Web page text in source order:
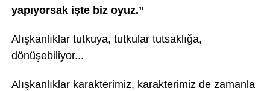
yapıyorsak işte biz oyuz.”
Alışkanlıklar tutkuya, tutkular tutsaklığa,
dönüşebiliyor...
Alışkanlıklar karakterimiz, karakterimiz de zamanla